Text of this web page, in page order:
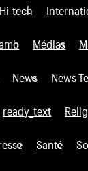
Hi-tech
Médias
News News
ready_text
Santé